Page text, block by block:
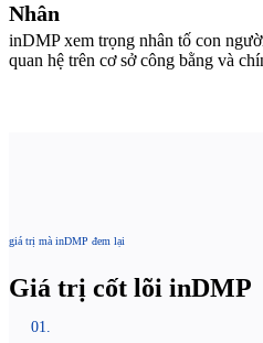
Nhân
inDMP xem trọng nhân tố con
quan hệ trên cơ sở công bằng và
giá trị mà inDMP đem lại
Giá trị cốt lõi inDMP
01.